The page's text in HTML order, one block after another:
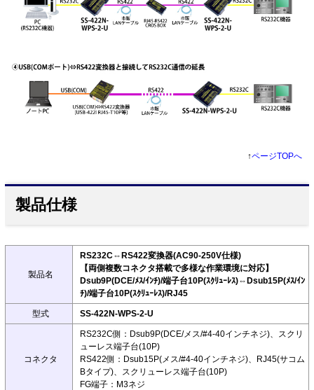
↑ページTOPへ
製品仕様
製品名
RS232C⇔RS422変換器(AC90-250V仕様)
【両側複数コネクタ搭載で多様な作業環境に対応】
Dsub9P(DCE/ﾒｽ/ｲﾝﾁ)/端子台10P(ｽｸﾘｭｰﾚｽ)⇔Dsub15P(ﾒｽ/ｲﾝ
ﾁ)/端子台10P(ｽｸﾘｭｰﾚｽ)/RJ45
型式 SS-422N-WPS-2-U
コネクタ
RS232C側：Dsub9P(DCE/メス/#4-40インチネジ)、スクリ
ューレス端子台(10P)
RS422側：Dsub15P(メス/#4-40インチネジ)、RJ45(サコム
Bタイプ)、スクリューレス端子台(10P)
FG端子：M3ネジ